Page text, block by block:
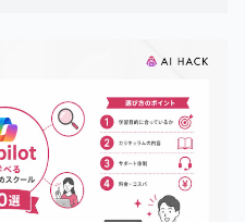
認する
スキルが学べるかチェック
習に最適なスクール10選